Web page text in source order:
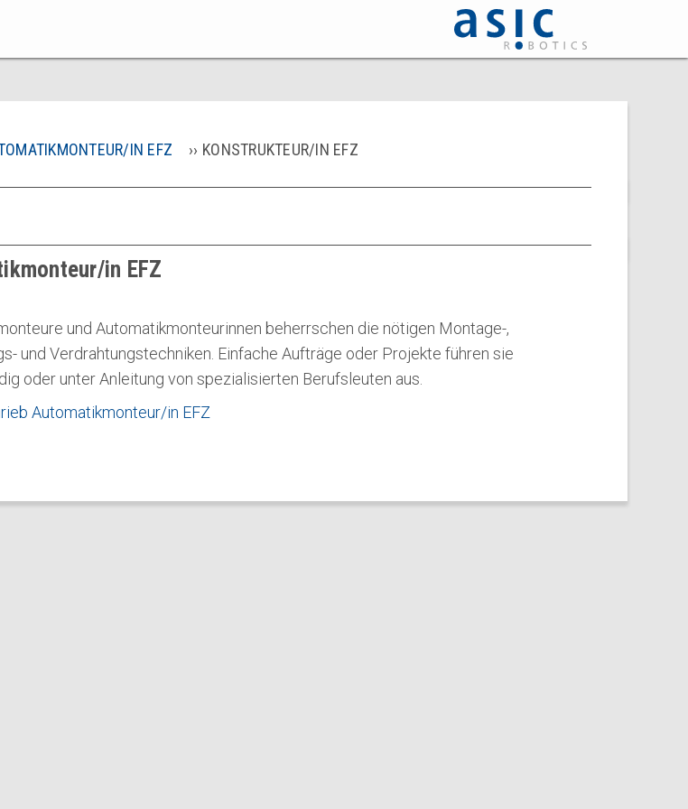
IN EFZ KONSTRUKTEUR/IN EFZ
in EFZ
und Automatikmonteurinnen beherrschen die nötigen Montage-,
und Verdrahtungstechniken. Einfache Aufträge oder Projekte führen sie
oder unter Anleitung von spezialisierten Berufsleuten aus.
Automatikmonteur/in EFZ